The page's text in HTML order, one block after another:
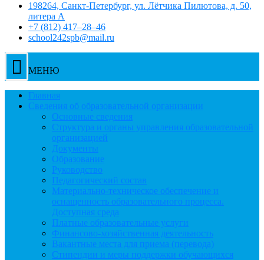
198264, Санкт-Петербург, ул. Лётчика Пилютова, д. 50,
литера А
+7 (812) 417–28–46
school242spb@mail.ru
МЕНЮ
Главная
Сведения об образовательной организации
Основные сведения
Структура и органы управления образовательной
организацией
Документы
Образование
Руководство
Педагогический состав
Материально-техническое обеспечение и
оснащенность образовательного процесса.
Доступная среда
Платные образовательные услуги
Финансово-хозяйственная деятельность
Вакантные места для приема (перевода)
Стипендии и меры поддержки обучающихся